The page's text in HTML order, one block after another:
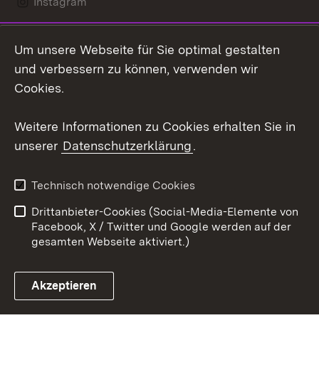
Mastodon
Youtube
Link zum Landesportal
Kontakt
Datenschutz
Barrierefreiheit
Impressum Cookies
Um unsere Webseite für Sie optimal gestalten
und verbessern zu können, verwenden wir
Cookies.
Weitere Informationen zu Cookies erhalten Sie in
unserer Datenschutzerklärung.
Technisch notwendige Cookies
Drittanbieter-Cookies (Social-Media-Elemente von
Facebook, X / Twitter und Google werden auf der
gesamten Webseite aktiviert.)
Akzeptieren